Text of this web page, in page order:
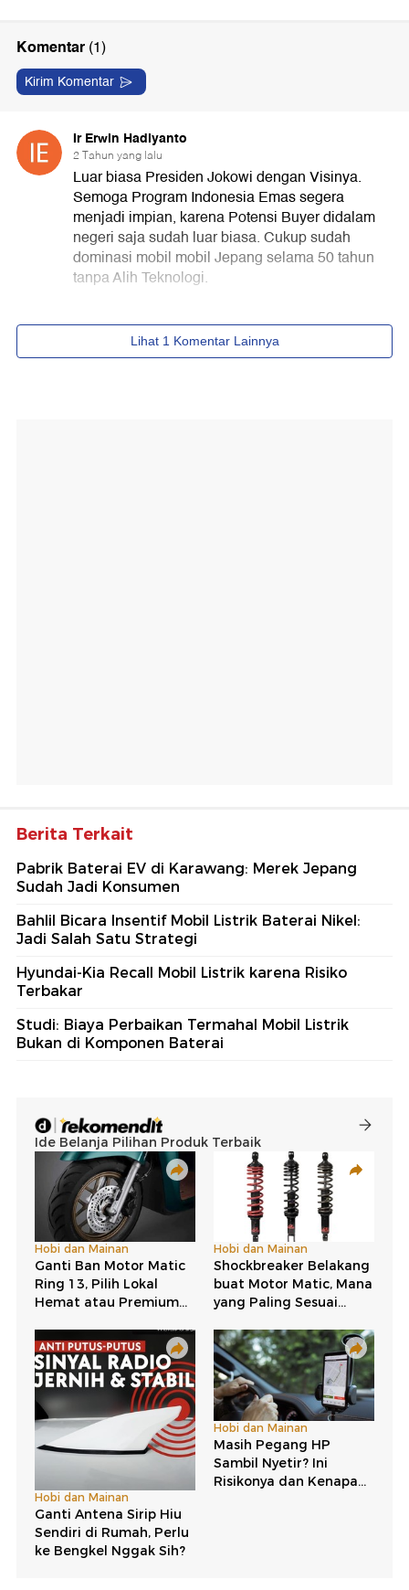
Berita Terkait
Pabrik Baterai EV di Karawang: Merek Jepang
Sudah Jadi Konsumen
Bahlil Bicara Insentif Mobil Listrik Baterai Nikel:
Jadi Salah Satu Strategi
Hyundai-Kia Recall Mobil Listrik karena Risiko
Terbakar
Studi: Biaya Perbaikan Termahal Mobil Listrik
Bukan di Komponen Baterai